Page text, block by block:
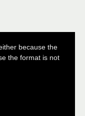
because the
the format is not